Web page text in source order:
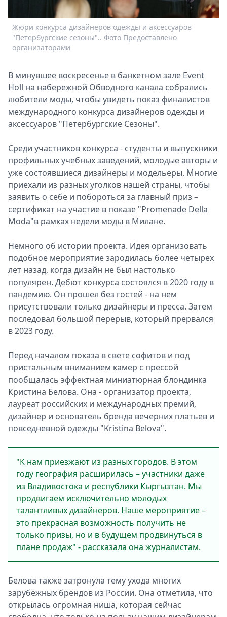
Metro
Жюри конкурса дизайнеров одежды и аксессуаров
"Петербургские сезоны".. Фото Предоставлено
организаторами
В минувшее воскресенье в банкетном зале Event
Holl на набережной Обводного канала собрались
любители моды, чтобы увидеть показ финалистов
международного конкурса дизайнеров одежды и
аксессуаров "Петербургские Сезоны".
Среди участников конкурса - студенты и выпускники
профильных учебных заведений, молодые авторы и
уже состоявшиеся дизайнеры и модельеры. Многие
приехали из разных уголков нашей страны, чтобы
заявить о себе и побороться за главный приз –
сертификат на участие в показе "Promenade Della
Moda"в рамках недели моды в Милане.
Немного об истории проекта. Идея организовать
подобное мероприятие зародилась более четырех
лет назад, когда дизайн не был настолько
популярен. Дебют конкурса состоялся в 2020 году в
пандемию. Он прошел без гостей - на нем
присутствовали только дизайнеры и пресса. Затем
последовал большой перерыв, который прервался
в 2023 году.
Перед началом показа в свете софитов и под
пристальным вниманием камер с прессой
пообщалась эффектная миниатюрная блондинка
Кристина Белова. Она - организатор проекта,
лауреат российских и международных премий,
дизайнер и основатель бренда вечерних платьев и
повседневной одежды "Kristina Belova".
"К нам приезжают из разных городов. В этом
году география расширилась – участники даже
из Владивостока и республики Кыргызтан. Мы
продвигаем исключительно молодых
талантливых дизайнеров. Наше мероприятие –
это прекрасная возможность получить не
только призы, но и в будущем продвинуться в
плане продаж" - рассказала она журналистам.
Белова также затронула тему ухода многих
зарубежных брендов из России. Она отметила, что
открылась огромная ниша, которая сейчас